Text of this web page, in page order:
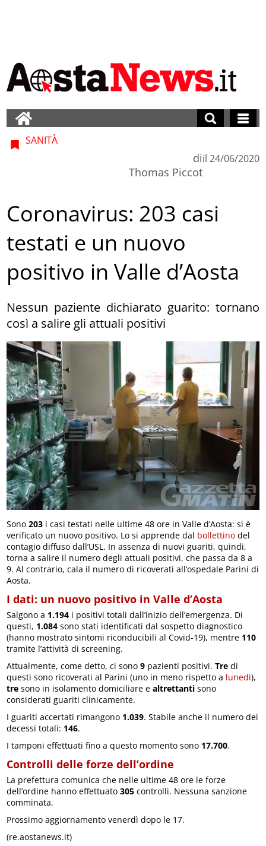
SANITÀ
di
Thomas Piccot
il 24/06/2020
Coronavirus: 203 casi
testati e un nuovo
positivo in Valle d’Aosta
Nessun paziente dichiarato guarito: tornano
così a salire gli attuali positivi
Sono203 i casi testati nelle ultime 48 ore in Valle d’Aosta: si è
verificato un nuovo positivo. Lo si apprende dal bollettino del
contagio diffuso dall’USL. In assenza di nuovi guariti, quindi,
torna a salire il numero degli attuali positivi, che passa da 8 a
9. Al contrario, cala il numero di ricoverati all’ospedale Parini di
Aosta.
I dati: un nuovo positivo in Valle d’Aosta
Salgono a 1.194 i positivi totali dall’inizio dell’emergenza. Di
questi, 1.084 sono stati identificati dal sospetto diagnostico
(hanno mostrato sintomi riconducibili al Covid-19), mentre 110
tramite l’attività di screening.
Attualmente, come detto, ci sono9 pazienti positivi.Tre di
questi sono ricoverati al Parini (uno in meno rispetto a lunedì),
tre sono in isolamento domiciliare ealtrettanti sono
considerati guariti clinicamente.
I guariti accertati rimangono 1.039. Stabile anche il numero dei
decessi totali: 146.
I tamponi effettuati fino a questo momento sono 17.700.
Controlli delle forze dell’ordine
La prefettura comunica che nelle ultime 48 ore le forze
dell’ordine hanno effettuato305 controlli. Nessuna sanzione
comminata.
Prossimo aggiornamento venerdì dopo le 17.
(re.aostanews.it)